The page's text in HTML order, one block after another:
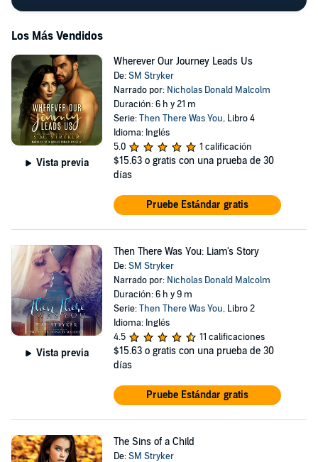
Los Más Vendidos
Vista previa
Wherever Our Journey Leads Us
De:SM Stryker
Narrado por: Nicholas Donald Malcolm
Duración: 6 h y 21 m
Serie:Then There Was You, Libro 4
Idioma: Inglés
5.0
1 calificación
$15.63 o gratis con una prueba de 30
días
Pruebe Estándar gratis
Vista previa
Then There Was You: Liam's Story
De:SM Stryker
Narrado por: Nicholas Donald Malcolm
Duración: 6 h y 9 m
Serie:Then There Was You, Libro 2
Idioma: Inglés
4.5
11 calificaciones
$15.63 o gratis con una prueba de 30
días
Pruebe Estándar gratis
The Sins of a Child
De:SM Stryker